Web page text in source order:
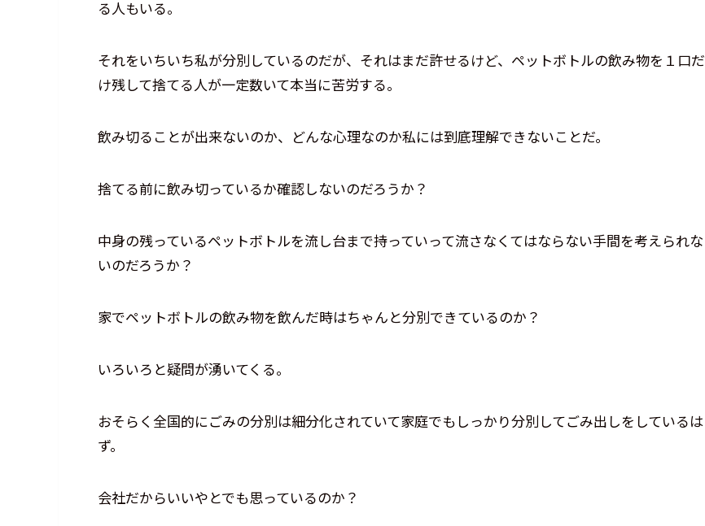
る人もいる。
それをいちいち私が分別しているのだが、それはまだ許せるけど、ペットボトルの飲み物を１口だ
け残して捨てる人が一定数いて本当に苦労する。
飲み切ることが出来ないのか、どんな心理なのか私には到底理解できないことだ。
捨てる前に飲み切っているか確認しないのだろうか？
中身の残っているペットボトルを流し台まで持っていって流さなくてはならない手間を考えられな
いのだろうか？
家でペットボトルの飲み物を飲んだ時はちゃんと分別できているのか？
いろいろと疑問が湧いてくる。
おそらく全国的にごみの分別は細分化されていて家庭でもしっかり分別してごみ出しをしているは
ず。
会社だからいいやとでも思っているのか？